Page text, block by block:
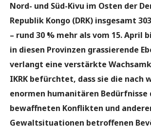
Nord- und Süd-Kivu im Osten der
Republik Kongo (DRK) insgesamt
– rund 30 % mehr als vom 15. April
in diesen Provinzen grassierende
verlangt eine verstärkte
IKRK befürchtet, dass sie die nach
enormen humanitären Bedürfnisse
bewaffneten Konflikten und
Gewaltsituationen betroffenen